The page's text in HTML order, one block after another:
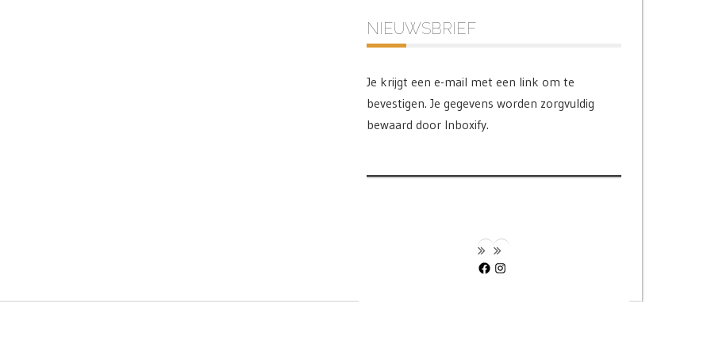
NIEUWSBRIEF
Je krijgt een e-mail met een link om te
bevestigen. Je gegevens worden zorgvuldig
bewaard door Inboxify.
Facebook
Instagram